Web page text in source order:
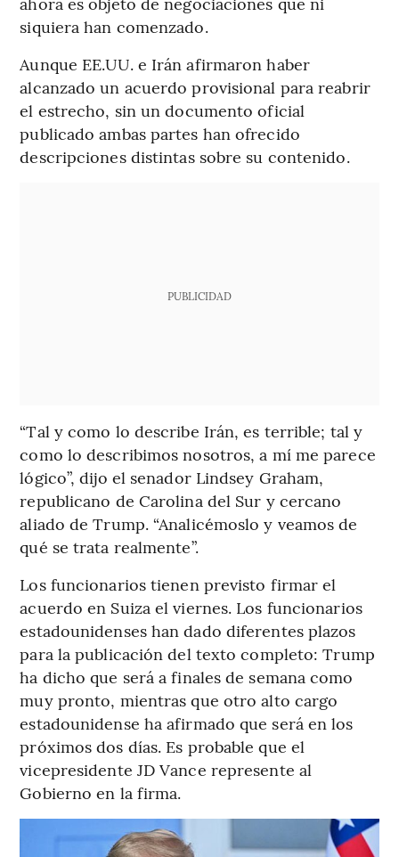
siquiera han comenzado.
Aunque EE.UU. e Irán afirmaron haber
alcanzado un acuerdo provisional para reabrir
el estrecho, sin un documento oficial
publicado ambas partes han ofrecido
descripciones distintas sobre su contenido.
PUBLICIDAD
“Tal y como lo describe Irán, es terrible; tal y
como lo describimos nosotros, a mí me parece
lógico”, dijo el senador Lindsey Graham,
republicano de Carolina del Sur y cercano
aliado de Trump. “Analicémoslo y veamos de
qué se trata realmente”.
Los funcionarios tienen previsto firmar el
acuerdo en Suiza el viernes. Los funcionarios
estadounidenses han dado diferentes plazos
para la publicación del texto completo: Trump
ha dicho que será a finales de semana como
muy pronto, mientras que otro alto cargo
estadounidense ha afirmado que será en los
próximos dos días. Es probable que el
vicepresidente JD Vance represente al
Gobierno en la firma.